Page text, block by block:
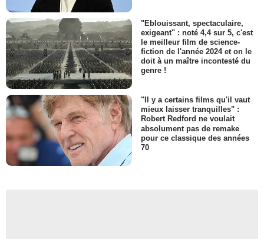
"Eblouissant, spectaculaire,
exigeant" : noté 4,4 sur 5, c'est
le meilleur film de science-
fiction de l'année 2024 et on le
doit à un maître incontesté du
genre !
"Il y a certains films qu'il vaut
mieux laisser tranquilles" :
Robert Redford ne voulait
absolument pas de remake
pour ce classique des années
70